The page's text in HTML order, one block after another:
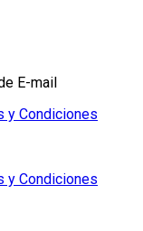
E-mail
y Condiciones
y Condiciones